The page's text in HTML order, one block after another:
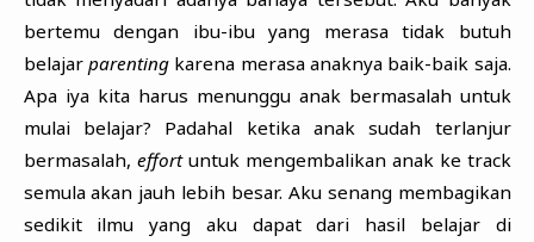
bertemu dengan ibu-ibu yang merasa tidak butuh
belajar parentingkarena merasa anaknya baik-baik saja.
Apa iya kita harus menunggu anak bermasalah untuk
mulai belajar? Padahal ketika anak sudah terlanjur
bermasalah, effortuntuk mengembalikan anak ke track
semula akan jauh lebih besar. Aku senang membagikan
sedikit ilmu yang aku dapat dari hasil belajar di